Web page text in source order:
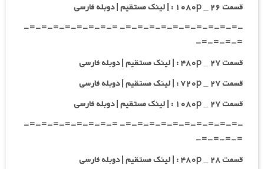
قسمت ۲۶ _ ۱۰۸۰p : | لینک مستقیم | دوبله فارسی
-=-=-=-=-=-=-=-=-=-=- =-=-=-=-=-=-=-=-
=-=-=-=-
قسمت ۲۷ _ ۴۸۰p : | لینک مستقیم | دوبله فارسی
قسمت ۲۷ _ ۷۲۰p : | لینک مستقیم | دوبله فارسی
قسمت ۲۷ _ ۱۰۸۰p : | لینک مستقیم | دوبله فارسی
-=-=-=-=-=-=-=-=-=-=- =-=-=-=-=-=-=-=-
=-=-=-=-
قسمت ۲۸ _ ۴۸۰p : | لینک مستقیم | دوبله فارسی